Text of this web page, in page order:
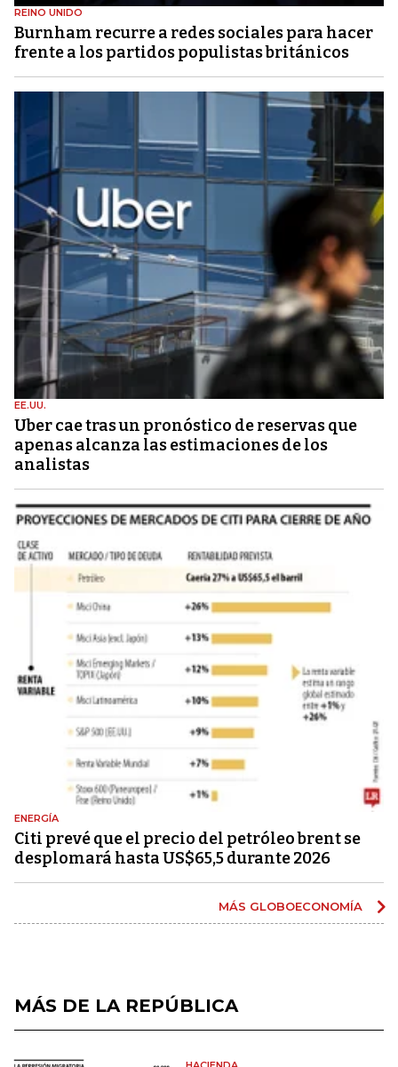
REINO UNIDO
Burnham recurre a redes sociales para hacer
frente a los partidos populistas británicos
EE.UU.
Uber cae tras un pronóstico de reservas que
apenas alcanza las estimaciones de los
analistas
ENERGÍA
Citi prevé que el precio del petróleo brent se
desplomará hasta US$65,5 durante 2026
MÁS GLOBOECONOMÍA
MÁS DE LA REPÚBLICA